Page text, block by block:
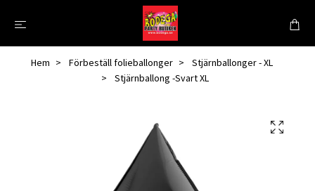
Hem Förbeställ folieballonger
Stjärnballonger - XL
Stjärnballong -Svart XL